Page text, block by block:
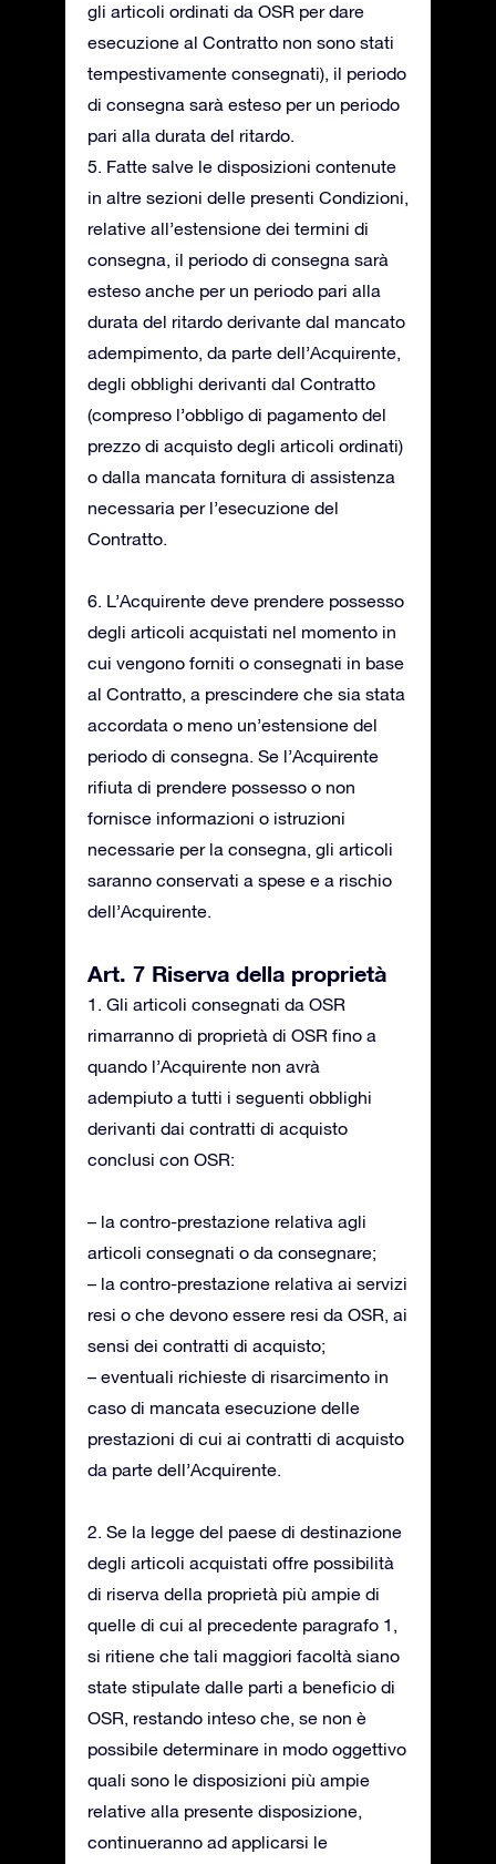
gli articoli ordinati da OSR per dare
esecuzione al Contratto non sono stati
tempestivamente consegnati), il periodo
di consegna sarà esteso per un periodo
pari alla durata del ritardo.
5. Fatte salve le disposizioni contenute
in altre sezioni delle presenti Condizioni,
relative all’estensione dei termini di
consegna, il periodo di consegna sarà
esteso anche per un periodo pari alla
durata del ritardo derivante dal mancato
adempimento, da parte dell’Acquirente,
degli obblighi derivanti dal Contratto
(compreso l’obbligo di pagamento del
prezzo di acquisto degli articoli ordinati)
o dalla mancata fornitura di assistenza
necessaria per l’esecuzione del
Contratto.
6. L’Acquirente deve prendere possesso
degli articoli acquistati nel momento in
cui vengono forniti o consegnati in base
al Contratto, a prescindere che sia stata
accordata o meno un’estensione del
periodo di consegna. Se l’Acquirente
rifiuta di prendere possesso o non
fornisce informazioni o istruzioni
necessarie per la consegna, gli articoli
saranno conservati a spese e a rischio
dell’Acquirente.
Art. 7 Riserva della proprietà
1. Gli articoli consegnati da OSR
rimarranno di proprietà di OSR fino a
quando l’Acquirente non avrà
adempiuto a tutti i seguenti obblighi
derivanti dai contratti di acquisto
conclusi con OSR:
– la contro-prestazione relativa agli
articoli consegnati o da consegnare;
– la contro-prestazione relativa ai servizi
resi o che devono essere resi da OSR, ai
sensi dei contratti di acquisto;
– eventuali richieste di risarcimento in
caso di mancata esecuzione delle
prestazioni di cui ai contratti di acquisto
da parte dell’Acquirente.
2. Se la legge del paese di destinazione
degli articoli acquistati offre possibilità
di riserva della proprietà più ampie di
quelle di cui al precedente paragrafo 1,
si ritiene che tali maggiori facoltà siano
state stipulate dalle parti a beneficio di
OSR, restando inteso che, se non è
possibile determinare in modo oggettivo
quali sono le disposizioni più ampie
relative alla presente disposizione,
continueranno ad applicarsi le